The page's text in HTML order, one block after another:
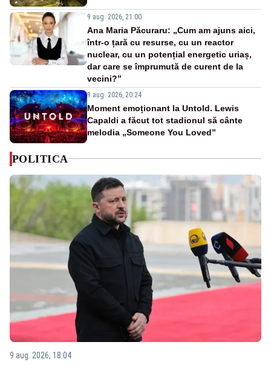
9 aug. 2026, 21:00
Ana Maria Păcuraru: „Cum am ajuns aici,
într-o țară cu resurse, cu un reactor
nuclear, cu un potențial energetic uriaș,
dar care se împrumută de curent de la
vecini?”
9 aug. 2026, 20:24
Moment emoționant la Untold. Lewis
Capaldi a făcut tot stadionul să cânte
melodia „Someone You Loved”
POLITICA
9 aug. 2026, 18:04